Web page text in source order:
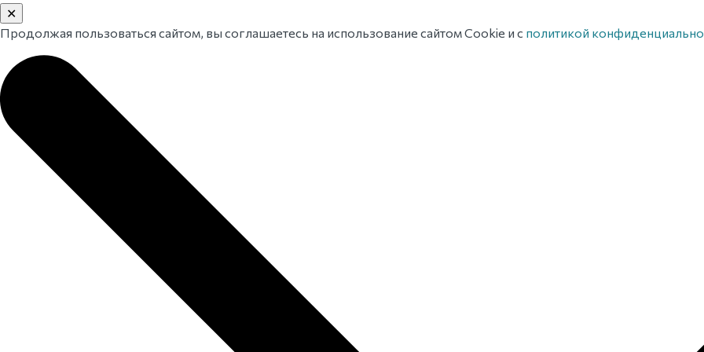
✕
Продолжая пользоваться сайтом, вы соглашаетесь на использование сайтом Cookie и с политикой